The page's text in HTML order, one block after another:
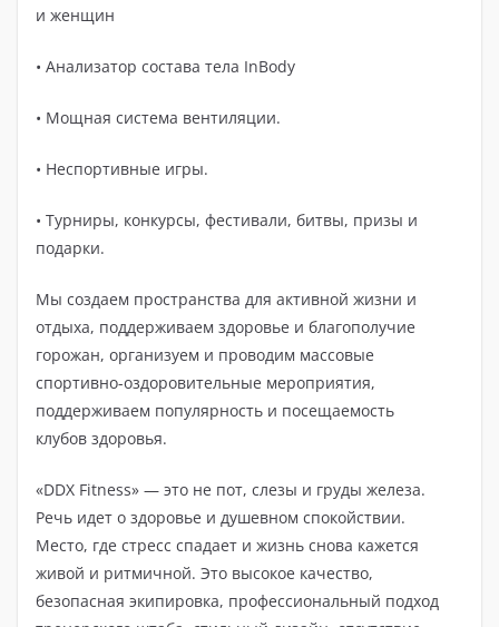
и женщин
• Анализатор состава тела InBody
• Мощная система вентиляции.
• Неспортивные игры.
• Турниры, конкурсы, фестивали, битвы, призы и
подарки.
Мы создаем пространства для активной жизни и
отдыха, поддерживаем здоровье и благополучие
горожан, организуем и проводим массовые
спортивно-оздоровительные мероприятия,
поддерживаем популярность и посещаемость
клубов здоровья.
«DDX Fitness» — это не пот, слезы и груды железа.
Речь идет о здоровье и душевном спокойствии.
Место, где стресс спадает и жизнь снова кажется
живой и ритмичной. Это высокое качество,
безопасная экипировка, профессиональный подход